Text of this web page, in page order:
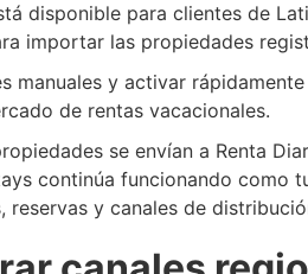
disponible para clientes de
importar las propiedades
manuales y activar
de rentas vacacionales.
se envían a Renta
continúa funcionando como
y canales de